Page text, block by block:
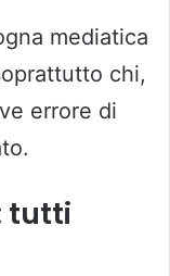
mediatica
chi,
errore di
tutti